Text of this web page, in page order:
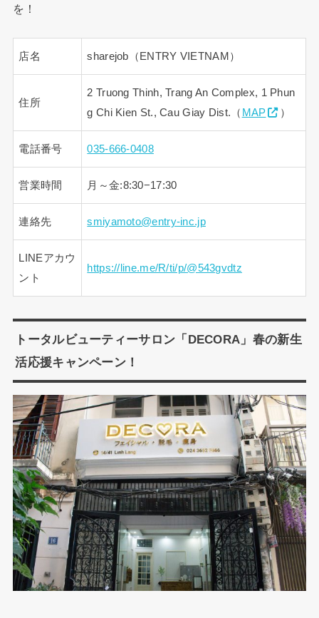
を！
店名 sharejob（ENTRY VIETNAM）
住所
2 Truong Thinh, Trang An Complex, 1 Phun
g Chi Kien St., Cau Giay Dist.（ MAP ）
電話番号 035-666-0408
営業時間 月～金:8:30−17:30
連絡先 smiyamoto@entry-inc.jp
LINEアカウ
ント
https://line.me/R/ti/p/@543gvdtz
トータルビューティーサロン「DECORA」春の新生
活応援キャンペーン！